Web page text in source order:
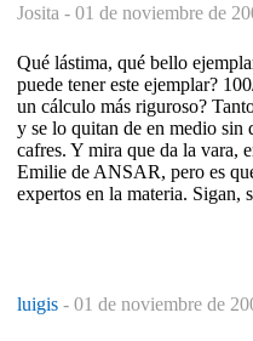
Josita - 01 de noviembre de
Qué lástima, qué bello
puede tener este ejemplar?
un cálculo más riguroso?
y se lo quitan de en medio sin
cafres. Y mira que da la vara,
Emilie de ANSAR, pero es
expertos en la materia. Sigan,
luigis - 01 de noviembre de